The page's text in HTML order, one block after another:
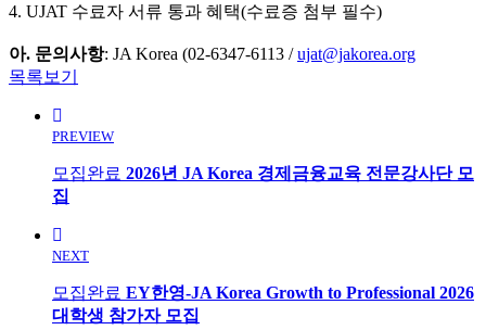
4. UJAT 수료자 서류 통과 혜택(수료증 첨부 필수)
아. 문의사항: JA Korea (02-6347-6113 /ujat@jakorea.org
목록보기
PREVIEW
모집완료 2026년 JA Korea 경제금융교육 전문강사단 모
집
NEXT
모집완료 EY한영-JA Korea Growth to Professional 2026
대학생 참가자 모집